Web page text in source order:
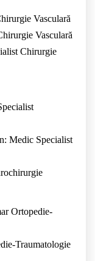
Vasculară
Vasculară
Chirurgie
Medic Specialist
Ortopedie-
Traumatologie